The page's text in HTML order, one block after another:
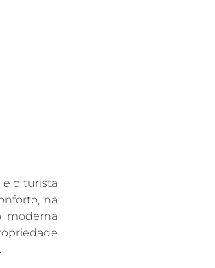
o turista
na
moderna